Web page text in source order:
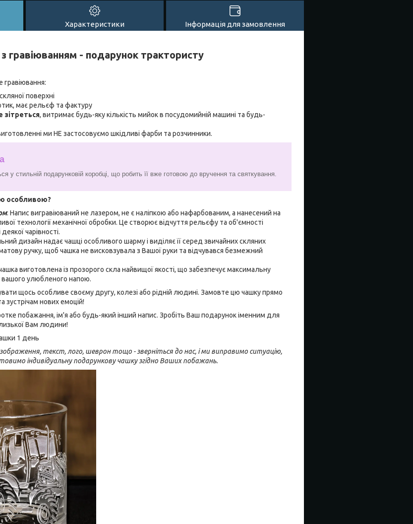
Характеристики Інформація для замовлення
гравіюванням - подарунок трактористу
гравіювання:
скляної поверхні
має рельєф та фактуру
зітреться, витримає будь-яку кількість мийок в посудомийній машині та будь-
ми НЕ застосовуємо шкідливі фарби та розчинники.
у стильній подарунковій коробці, що робить її вже готовою до вручення та святкування.
особливою?
: Напис вигравіюваний не лазером, не є наліпкою або нафарбованим, а нанесений на
технології механічної обробки. Це створює відчуття рельєфу та об'ємності
чарівності.
дизайн надає чашці особливого шарму і виділяє її серед звичайних скляних
ручку, щоб чашка не висковзувала з Вашої руки та відчувався безмежний
виготовлена із прозорого скла найвищої якості, що забезпечує максимальну
вашого улюбленого напою.
щось особливе своєму другу, колезі або рідній людині. Замовте цю чашку прямо
зустрічам нових емоцій!
побажання, ім'я або будь-який інший напис. Зробіть Ваш подарунок іменним для
Вам людини!
1 день
текст, лого, шеврон тощо - зверніться до нас, і ми виправимо ситуацію,
індивідуальну подарункову чашку згідно Ваших побажань.